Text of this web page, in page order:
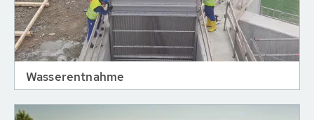
Wasserentnahme